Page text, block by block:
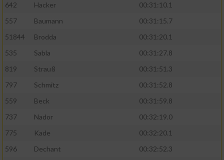
642
Hacker
00:31:10.1
557
Baumann
00:31:15.7
51844
Brodda
00:31:20.1
535
Sabla
00:31:27.8
819
Strauß
00:31:51.3
797
Schmitz
00:31:52.8
559
Beck
00:31:59.8
737
Nador
00:32:19.0
775
Kade
00:32:20.1
596
Dechant
00:32:52.3